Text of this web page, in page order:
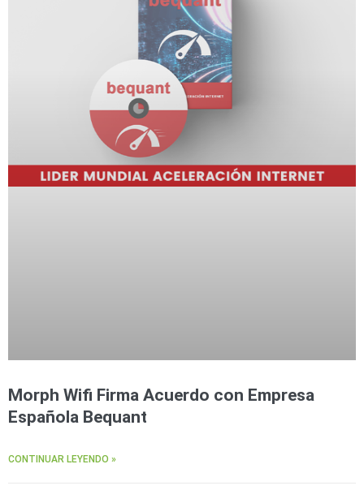
Morph Wifi Firma Acuerdo con Empresa
Española Bequant
CONTINUAR LEYENDO »